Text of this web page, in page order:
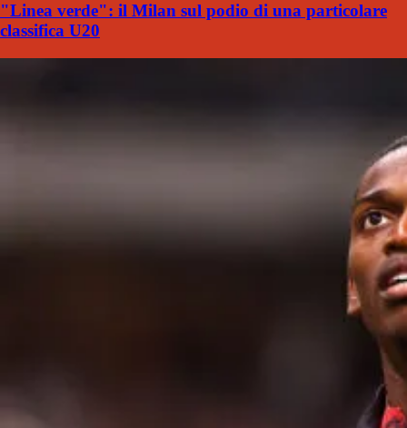
"Linea verde": il Milan sul podio di una particolare
classifica U20